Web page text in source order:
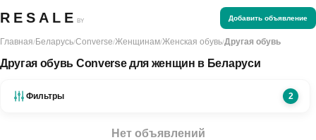
RESALE BY Добавить объявление
Главная/Беларусь/Converse/Женщинам/Женская обувь/Другая обувь
Другая обувь Converse для женщин в Беларуси
Фильтры 2
Нет объявлений